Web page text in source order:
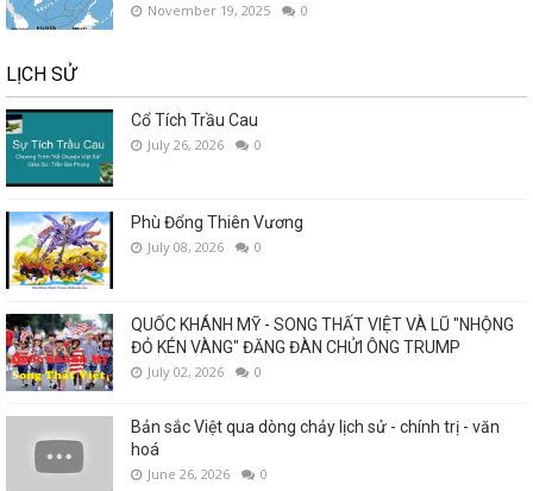
November 19, 2025 0
LỊCH SỬ
Cổ Tích Trầu Cau
July 26, 2026 0
Phù Đổng Thiên Vương
July 08, 2026 0
QUỐC KHÁNH MỸ - SONG THẤT VIỆT VÀ LŨ "NHỘNG
ĐỎ KÉN VÀNG" ĐĂNG ĐÀN CHỬI ÔNG TRUMP
July 02, 2026 0
Bản sắc Việt qua dòng chảy lịch sử - chính trị - văn
hoá
June 26, 2026 0